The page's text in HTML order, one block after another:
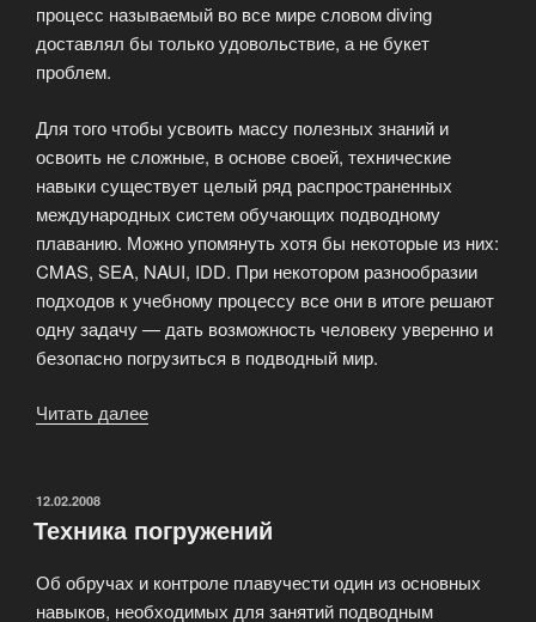
процесс называемый во все мире словом diving
доставлял бы только удовольствие, а не букет
проблем.
Для того чтобы усвоить массу полезных знаний и
освоить не сложные, в основе своей, технические
навыки существует целый ряд распространенных
международных систем обучающих подводному
плаванию. Можно упомянуть хотя бы некоторые из них:
CMAS, SEA, NAUI, IDD. При некотором разнообразии
подходов к учебному процессу все они в итоге решают
одну задачу — дать возможность человеку уверенно и
безопасно погрузиться в подводный мир.
Читать далее
для
ОПУБЛИКОВАНО
12.02.2008
Техника погружений
Об обручах и контроле плавучести один из основных
навыков, необходимых для занятий подводным